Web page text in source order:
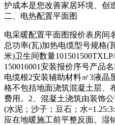
护成本是您改善家居环境、创
二、电热配置平面图
电采暖配置平面图报价表房间
总功率(瓦)加热电缆型号规格(
米)卫生间数量101501500TXLP/
150016001安装报价序号产品
电缆根2安装辅助材料㎡3液晶
格不包括地面浇筑混凝土层、
费用。2、混凝土浇筑由装饰
(水泥；沙子；豆石；水
应在地暖施工前平整反面。湿